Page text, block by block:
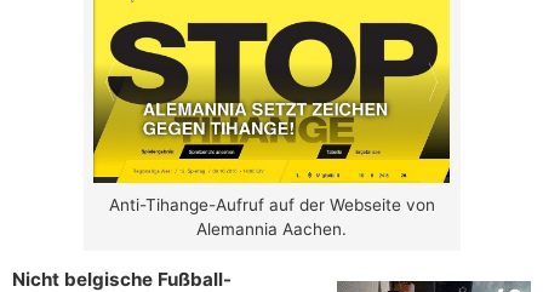
Anti-Tihange-Aufruf auf der Webseite von
Alemannia Aachen.
Nicht belgische Fußball-